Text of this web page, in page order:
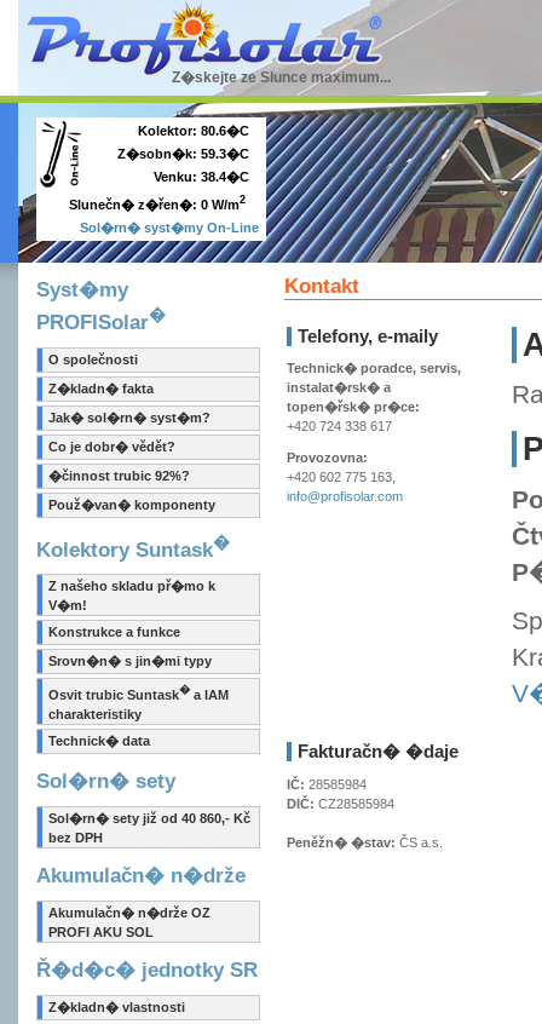
Z�skejte ze Slunce maximum...
Kolektor: 80.6�C
Z�sobn�k: 59.3�C
Venku: 38.4�C
Slunečn� z�řen�: 0 W/m2
Sol�rn� syst�my On-Line
Syst�my
PROFISolar�
O společnosti
Z�kladn� fakta
Jak� sol�rn� syst�m?
Co je dobr� vědět?
�činnost trubic 92%?
Použ�van� komponenty
Kolektory Suntask�
Z našeho skladu př�mo k
V�m!
Konstrukce a funkce
Srovn�n� s jin�mi typy
Osvit trubic Suntask�a IAM
charakteristiky
Technick� data
Sol�rn� sety
Sol�rn� sety již od 40 860,- Kč
bez DPH
Akumulačn� n�drže
Akumulačn� n�drže OZ
PROFI AKU SOL
Ř�d�c� jednotky SR
Z�kladn� vlastnosti
Kontakt
Telefony, e-maily
Technick� poradce, servis,
instalat�rsk� a
topen�řsk� pr�ce:
+420 724 338 617
Provozovna:
+420 602 775 163,
info@profisolar.com
Fakturačn� �daje
IČ: 28585984
DIČ: CZ28585984
Peněžn� �stav: ČS a.s.